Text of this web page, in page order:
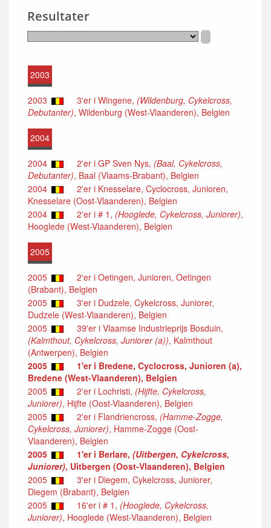
Resultater
2003
2003 3'er i Wingene, (Wildenburg, Cykelcross,
Debutanter), Wildenburg (West-Vlaanderen), Belgien
2004
2004 2'er i GP Sven Nys, (Baal, Cykelcross,
Debutanter), Baal (Vlaams-Brabant), Belgien
2004
2'er i Knesselare, Cyclocross, Junioren,
Knesselare (Oost-Vlaanderen), Belgien
2004
2'er i # 1, (Hooglede, Cykelcross, Juniorer),
Hooglede (West-Vlaanderen), Belgien
2005
2005
2'er i Oetingen, Junioren, Oetingen
(Brabant), Belgien
2005
3'er i Dudzele, Cykelcross, Juniorer,
Dudzele (West-Vlaanderen), Belgien
2005
39'er i Vlaamse Industrieprijs Bosduin,
(Kalmthout, Cykelcross, Juniorer (a)), Kalmthout
(Antwerpen), Belgien
2005
1'er i Bredene, Cyclocross, Junioren (a),
Bredene (West-Vlaanderen), Belgien
2005
2'er i Lochristi, (Hijfte, Cykelcross,
Juniorer), Hijfte (Oost-Vlaanderen), Belgien
2005
2'er i Flandriencross, (Hamme-Zogge,
Cykelcross, Juniorer), Hamme-Zogge (Oost-
Vlaanderen), Belgien
2005
1'er i Berlare, (Uitbergen, Cykelcross,
Juniorer), Uitbergen (Oost-Vlaanderen), Belgien
2005
3'er i Diegem, Cykelcross, Juniorer,
Diegem (Brabant), Belgien
2005
16'er i # 1, (Hooglede, Cykelcross,
Juniorer), Hooglede (West-Vlaanderen), Belgien